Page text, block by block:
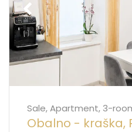
Sale, Apartment, 3-
Obalno - kraška,